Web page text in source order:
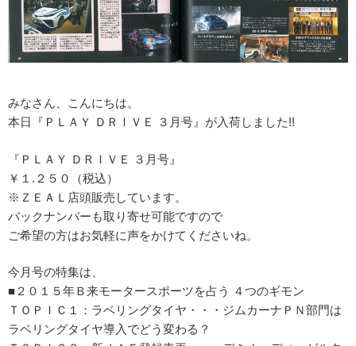
みなさん、こんにちは。
本日『ＰＬＡＹ ＤＲＩＶＥ ３月号』が入荷しました!!
『ＰＬＡＹ ＤＲＩＶＥ ３月号』
￥１.２５０（税込）
※ＺＥＡＬ店頭販売しています。
バックナンバーも取り寄せ可能ですので
ご希望の方はお気軽に声をかけてくださいね。
今月号の特集は、
■２０１５年Ｂ来モータースポーツを占う ４つのギモン
ＴＯＰＩＣ１：ラベリングタイヤ・・・ジムカーナＰＮ部門は
ラベリングタイヤ導入でどう変わる？